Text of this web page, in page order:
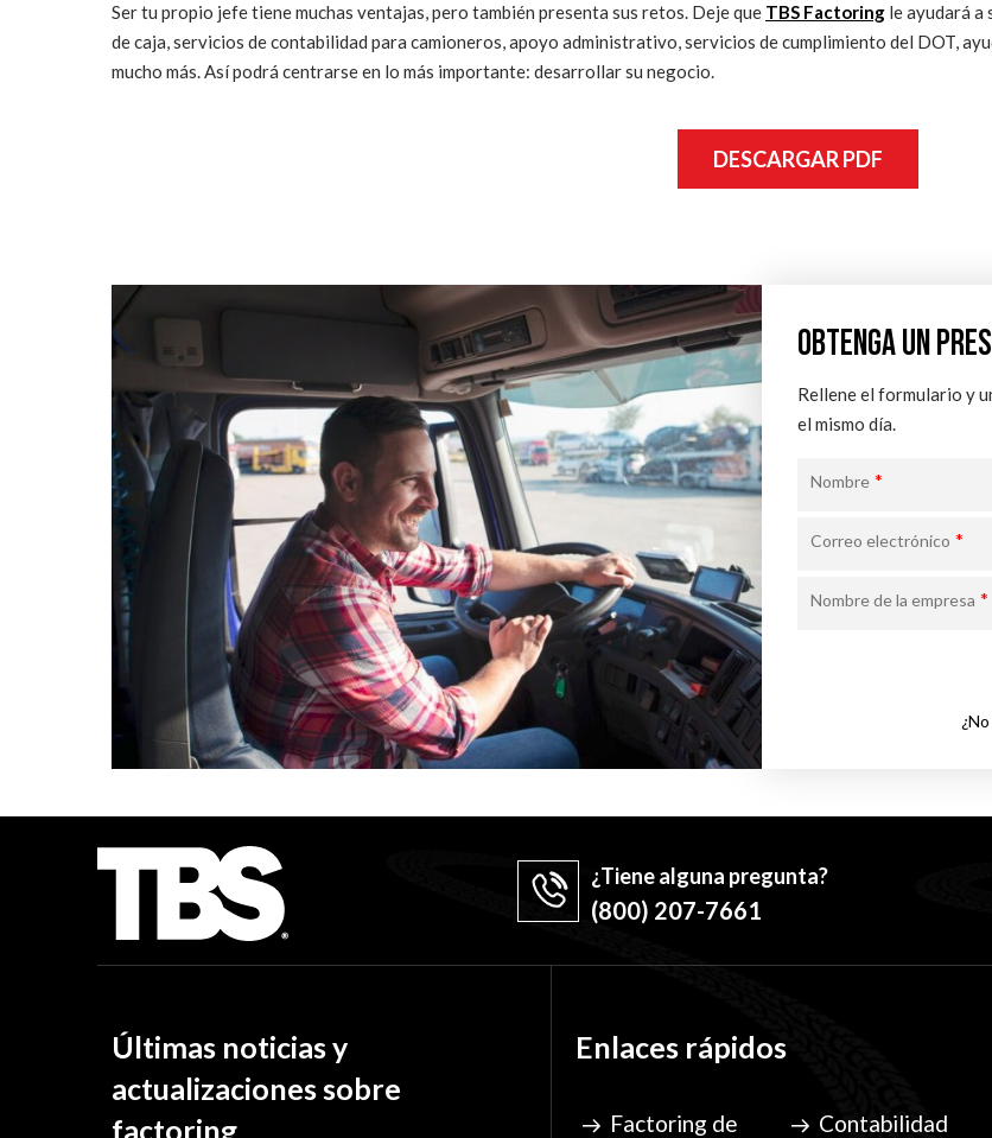
Ser tu propio jefe tiene muchas ventajas, pero también presenta sus retos. Deje que TBS Factoring le ayudará a
de caja, servicios de contabilidad para camioneros, apoyo administrativo, servicios de cumplimiento del DOT,
mucho más. Así podrá centrarse en lo más importante: desarrollar su negocio.
DESCARGAR PDF
OBTENGA UN
Rellene el formulario y
el mismo día.
Nombre *
Correo electrónico *
Nombre de la empresa *
¿Tiene alguna pregunta?
(800) 207-7661
Últimas noticias y
actualizaciones sobre
factoring
Enlaces rápidos
Factoring de Contabilidad